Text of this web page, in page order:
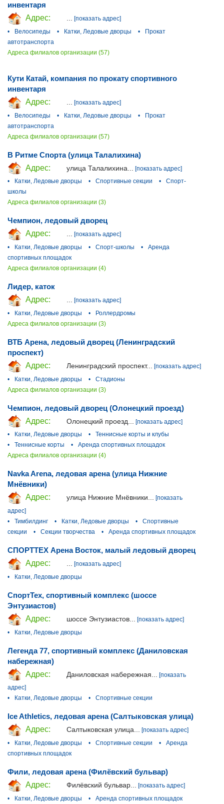
инвентаря
Адрес:
[показать адрес]
•
Велосипеды • Катки, Ледовые дворцы •
Прокат
автотранспорта
Адреса филиалов организации (57)
Кути Катай, компания по прокату спортивного
инвентаря
Адрес:
[показать адрес]
•
Велосипеды • Катки, Ледовые дворцы •
Прокат
автотранспорта
Адреса филиалов организации (57)
В Ритме Спорта (улица Талалихина)
Адрес:
улица Талалихина...
[показать адрес]
•
Катки, Ледовые дворцы • Спортивные секции •
Спорт-
школы
Адреса филиалов организации (3)
Чемпион, ледовый дворец
Адрес:
... [показать адрес]
•
Катки, Ледовые дворцы • Спорт-школы •
Аренда
спортивных площадок
Адреса филиалов организации (4)
Лидер, каток
Адрес:
[показать адрес]
•
Катки, Ледовые дворцы •
Роллердромы
Адреса филиалов организации (3)
ВТБ Арена, ледовый дворец (Ленинградский
проспект)
Адрес:
Ленинградский проспект...
[показать адрес]
•
Катки, Ледовые дворцы •
Стадионы
Адреса филиалов организации (3)
Чемпион, ледовый дворец (Олонецкий проезд)
Адрес:
Олонецкий проезд...
[показать адрес]
•
Катки, Ледовые дворцы •
Теннисные корты и клубы
•
Теннисные корты •
Аренда спортивных площадок
Адреса филиалов организации (4)
Navka Arena, ледовая арена (улица Нижние
Мнёвники)
Адрес:
улица Нижние Мнёвники... [показать
адрес]
•
Тимбилдинг • Катки, Ледовые дворцы •
Спортивные
секции
• Секции творчества • Аренда спортивных площадок
СПОРТТЕХ Арена Восток, малый ледовый дворец
Адрес:
[показать адрес]
•
Катки, Ледовые дворцы
СпортТех, спортивный комплекс (шоссе
Энтузиастов)
Адрес:
шоссе Энтузиастов...
[показать адрес]
•
Катки, Ледовые дворцы
Легенда 77, спортивный комплекс (Даниловская
набережная)
Адрес:
Даниловская набережная...
[показать
адрес]
•
Катки, Ледовые дворцы • Спортивные секции
Ice Athletics, ледовая арена (Салтыковская улица)
Адрес:
Салтыковская улица... [показать адрес]
•
Катки, Ледовые дворцы • Спортивные секции •
Аренда
спортивных площадок
Фили, ледовая арена (Филёвский бульвар)
Адрес:
Филёвский бульвар... [показать адрес]
•
Катки, Ледовые дворцы • Аренда спортивных площадок